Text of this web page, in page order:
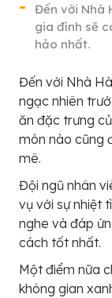
Đến với Nhà
gia đình sẽ
hảo nhất.
Đến với Nhà
ngạc nhiên
ăn đặc trưng
món nào cũng
mê.
Đội ngũ nhân
vụ với sự nhiệt
nghe và đáp
cách tốt nhất.
Một điểm nữa
không gian